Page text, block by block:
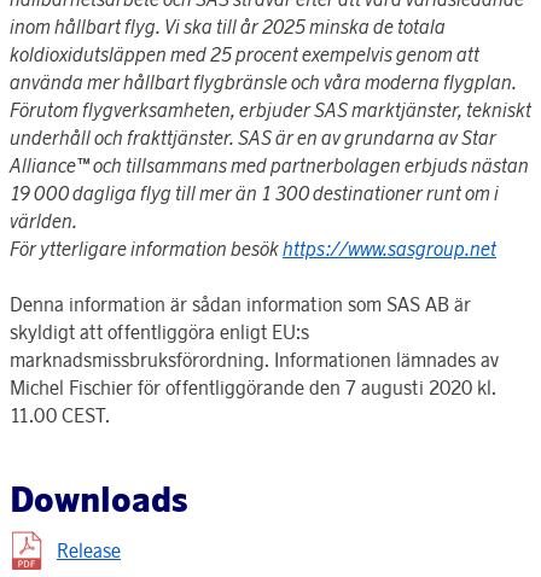
inom hållbart flyg. Vi ska till år 2025 minska de totala
koldioxidutsläppen med 25 procent exempelvis genom att
använda mer hållbart flygbränsle och våra moderna flygplan.
Förutom flygverksamheten, erbjuder SAS marktjänster, tekniskt
underhåll och frakttjänster. SAS är en av grundarna av Star
Alliance™ och tillsammans med partnerbolagen erbjuds nästan
19 000 dagliga flyg till mer än 1 300 destinationer runt om i
världen.
För ytterligare information besökhttps://www.sasgroup.net
Denna information är sådan information som SAS AB är
skyldigt att offentliggöra enligt EU:s
marknadsmissbruksförordning. Informationen lämnades av
Michel Fischier för offentliggörande den 7 augusti 2020 kl.
11.00 CEST.
Downloads
Release